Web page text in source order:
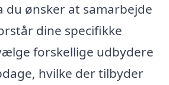
du ønsker at samarbejde
dine specifikke
forskellige udbydere
hvilke der tilbyder